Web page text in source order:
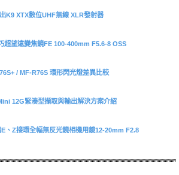
K9 XTX數位UHF無線 XLR發射器
超望遠變焦鏡FE 100-400mm F5.6-8 OSS
/ MF-R76S 環形閃光燈差異比較
12G緊湊型擷取與輸出解決方案介紹
、Z接環全幅無反光鏡相機用鏡12-20mm F2.8